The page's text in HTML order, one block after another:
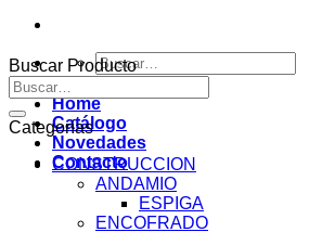
Buscar
por:
Home
Catálogo
Novedades
Contacto
Buscar Producto
Buscar
por:
Categorías
CONSTRUCCION
ANDAMIO
ESPIGA
ENCOFRADO